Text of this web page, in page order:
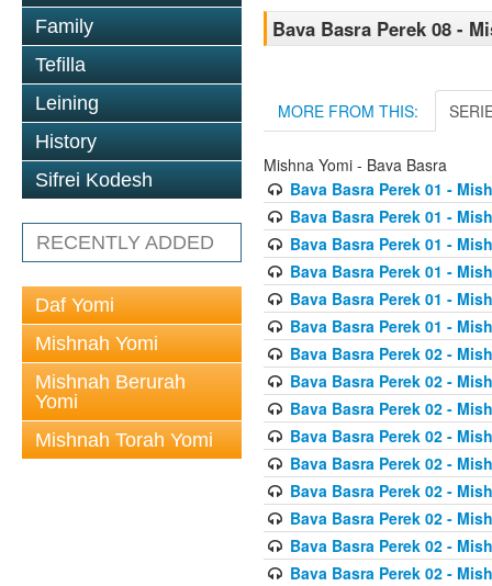
Family
Tefilla
Leining
History
Sifrei Kodesh
RECENTLY ADDED
Daf Yomi
Mishnah Yomi
Mishnah Berurah
Yomi
Mishnah Torah Yomi
Bava Basra Perek 08 -
MORE FROM THIS:
Mishna Yomi - Bava Basra
Bava Basra Perek 01 -
Bava Basra Perek 01 -
Bava Basra Perek 01 -
Bava Basra Perek 01 -
Bava Basra Perek 01 -
Bava Basra Perek 01 -
Bava Basra Perek 02 -
Bava Basra Perek 02 -
Bava Basra Perek 02 -
Bava Basra Perek 02 -
Bava Basra Perek 02 -
Bava Basra Perek 02 -
Bava Basra Perek 02 -
Bava Basra Perek 02 -
Bava Basra Perek 02 -